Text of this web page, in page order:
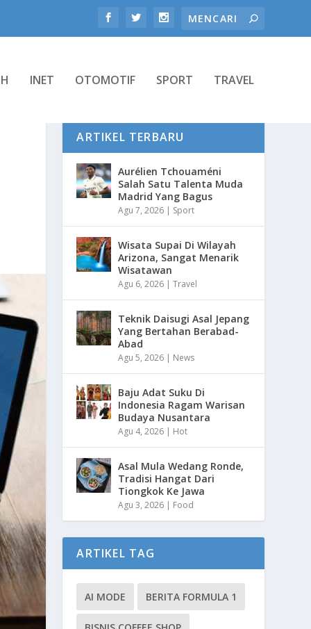
INET OTOMOTIF SPORT TRAVEL
ARTIKEL TERBARU
Aurélien Tchouaméni
Salah Satu Talenta Muda
Madrid Yang Bagus
Agu 7, 2026 | Sport
Wisata Supai Di Wilayah
Arizona, Sangat Menarik
Wisatawan
Agu 6, 2026 |Travel
Teknik Daisugi Asal Jepang
Yang Bertahan Berabad-
Abad
Agu 5, 2026 | News
Baju Adat Suku Di
Indonesia Ragam Warisan
Budaya Nusantara
Agu 4, 2026 | Hot
Asal Mula Wedang Ronde,
Tradisi Hangat Dari
Tiongkok Ke Jawa
Agu 3, 2026 | Food
ARTIKEL TAG
AI MODE BERITA FORMULA 1